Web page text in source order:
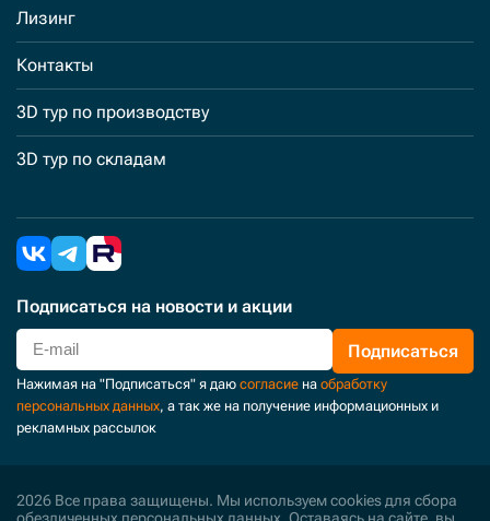
Лизинг
Контакты
3D тур по производству
3D тур по складам
Подписаться на новости и акции
Подписаться
Нажимая на "Подписаться" я даю согласие на обработку
персональных данных, а так же на получение информационных и
рекламных рассылок
2026 Все права защищены. Мы используем cookies для сбора